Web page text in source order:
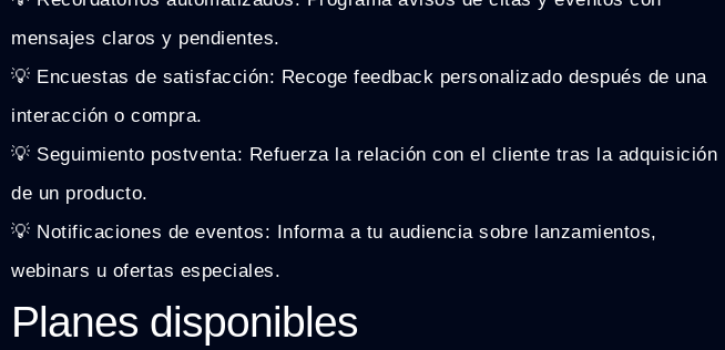
mensajes claros y pendientes.
💡 Encuestas de satisfacción: Recoge feedback personalizado después de una
interacción o compra.
💡 Seguimiento postventa: Refuerza la relación con el cliente tras la adquisición
de un producto.
💡 Notificaciones de eventos: Informa a tu audiencia sobre lanzamientos,
webinars u ofertas especiales.
Planes disponibles